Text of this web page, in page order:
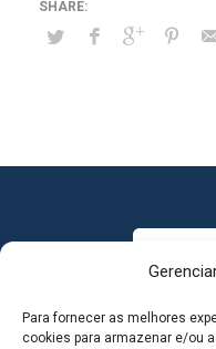
Para fornecer as melhores
cookies para armazenar e/ou